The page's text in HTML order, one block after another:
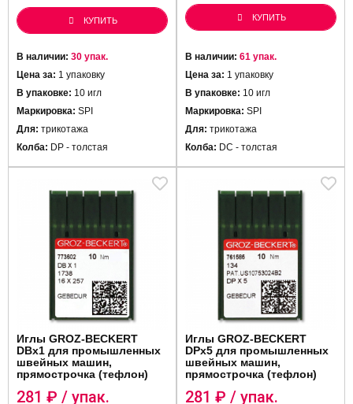
КУПИТЬ
В наличии: 30 упак.
Цена за: 1 упаковку
В упаковке: 10 игл
Маркировка: SPI
Для: трикотажа
Колба: DP - толстая
КУПИТЬ
В наличии: 61 упак.
Цена за: 1 упаковку
В упаковке: 10 игл
Маркировка: SPI
Для: трикотажа
Колба: DC - толстая
Иглы GROZ-BECKERT
DBx1 для промышленных
швейных машин,
прямострочка (тефлон)
281 ₽ / упак.
Иглы GROZ-BECKERT
DPx5 для промышленных
швейных машин,
прямострочка (тефлон)
281 ₽ / упак.